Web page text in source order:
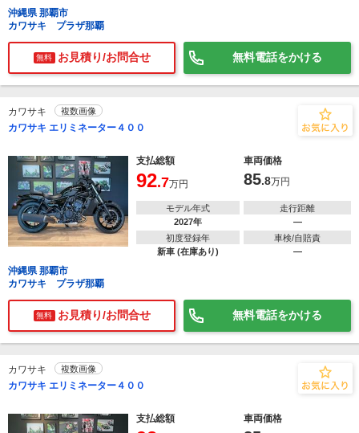
沖縄県 那覇市
カワサキ プラザ那覇
無料 お見積り/お問合せ 無料電話をかける
カワサキ 複数画像
カワサキ エリミネーター４００
支払総額 車両価格
92.7万円 85.8万円
モデル年式
2027年
走行距離
―
初度登録年
新車 (在庫あり)
車検/自賠責
―
沖縄県 那覇市
カワサキ プラザ那覇
無料 お見積り/お問合せ 無料電話をかける
カワサキ 複数画像
カワサキ エリミネーター４００
支払総額 車両価格